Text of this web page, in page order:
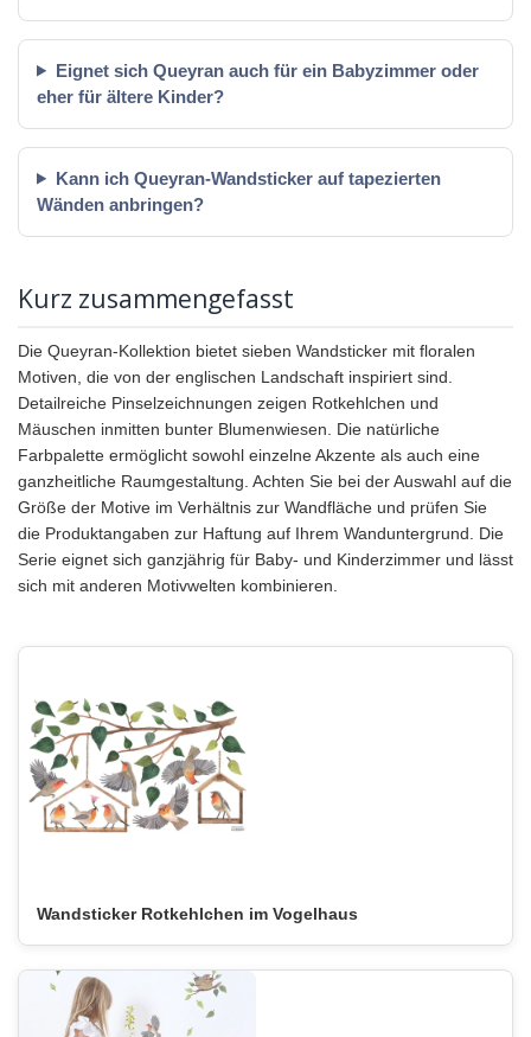
Eignet sich Queyran auch für ein Babyzimmer oder
eher für ältere Kinder?
Kann ich Queyran-Wandsticker auf tapezierten
Wänden anbringen?
Kurz zusammengefasst
Die Queyran-Kollektion bietet sieben Wandsticker mit floralen
Motiven, die von der englischen Landschaft inspiriert sind.
Detailreiche Pinselzeichnungen zeigen Rotkehlchen und
Mäuschen inmitten bunter Blumenwiesen. Die natürliche
Farbpalette ermöglicht sowohl einzelne Akzente als auch eine
ganzheitliche Raumgestaltung. Achten Sie bei der Auswahl auf die
Größe der Motive im Verhältnis zur Wandfläche und prüfen Sie
die Produktangaben zur Haftung auf Ihrem Wanduntergrund. Die
Serie eignet sich ganzjährig für Baby- und Kinderzimmer und lässt
sich mit anderen Motivwelten kombinieren.
Wandsticker Rotkehlchen im Vogelhaus